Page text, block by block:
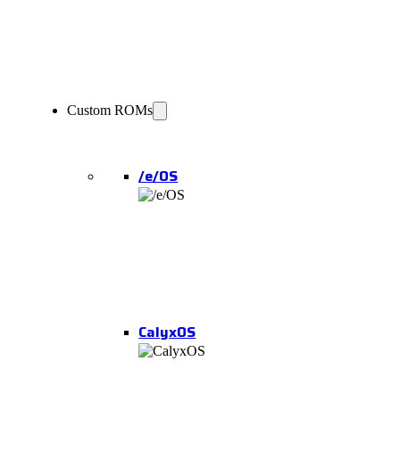
Custom ROMs
/e/OS
CalyxOS